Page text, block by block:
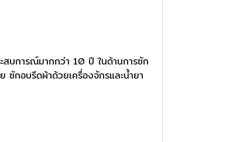
สบการณ์มากกว่า 10 ปี ในด้านการซัก
ซักอบรีดผ้าด้วยเครื่องจักรและน้ำยา